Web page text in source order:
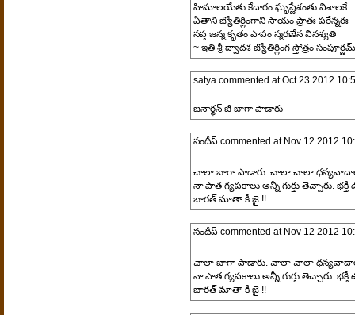
హిమాలయేతు కేదారం ఘృష్ణేశంతు విశాలకే
ఏతాని జ్యోతిర్లింగాని సాయం ప్రాతః పఠేన్నరః
సప్త జన్మ కృతం పాపం స్మరణేన వినశ్యతి
~ ఇతి శ్రీ ద్వాదశ జ్యోతిర్లింగ స్తోత్రం
satyacommented atOct 23 2012
జనార్ధన్ జీ బాగా పాడారు
సందీప్ commented at Nov 12 2012
చాలా బాగా పాడారు. చాలా చాలా
నా పాత గ్యపకాలు అన్నీ గుర్తు తెచ్చారు.
భారత్ మాతా కీ జై !!
సందీప్ commented at Nov 12 2012
చాలా బాగా పాడారు. చాలా చాలా
నా పాత గ్యపకాలు అన్నీ గుర్తు తెచ్చారు.
భారత్ మాతా కీ జై !!